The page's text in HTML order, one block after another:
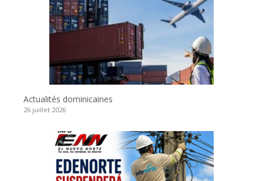
Actualités dominicaines
26 juillet 2026